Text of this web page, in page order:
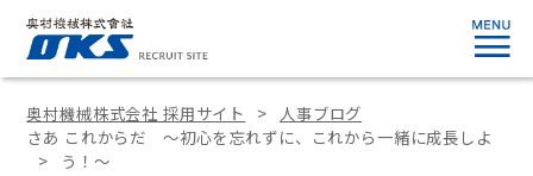
奥村機械株式会社 採用サイト
人事ブログ
さあ これからだ ～初心を忘れずに、これから一緒に成長しよ
う！～